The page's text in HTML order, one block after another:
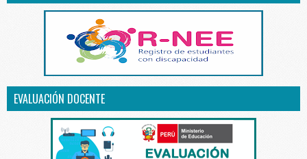
EVALUACIÓN DOCENTE